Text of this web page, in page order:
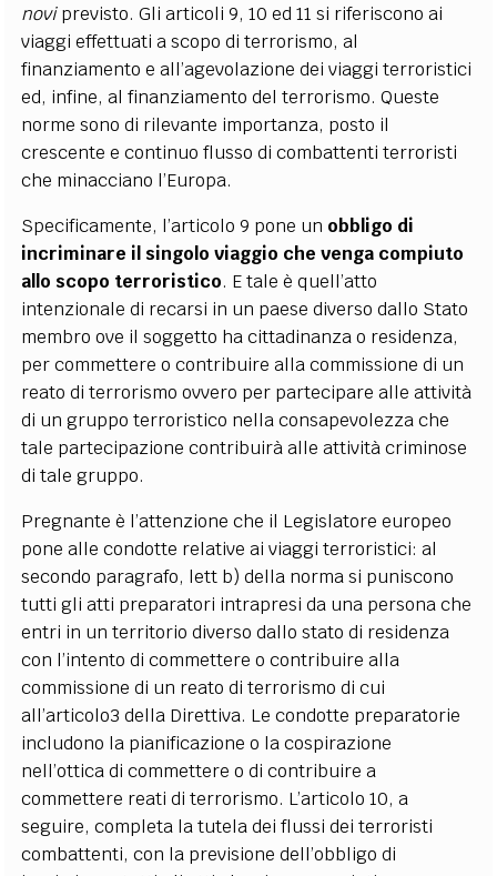
noviprevisto. Gli articoli 9, 10 ed 11 si riferiscono ai
viaggi effettuati a scopo di terrorismo, al
finanziamento e all’agevolazione dei viaggi terroristici
ed, infine, al finanziamento del terrorismo. Queste
norme sono di rilevante importanza, posto il
crescente e continuo flusso di combattenti terroristi
che minacciano l’Europa.
Specificamente, l’articolo 9 pone un obbligo di
incriminare il singolo viaggio che venga compiuto
allo scopo terroristico. E tale è quell’atto
intenzionale di recarsi in un paese diverso dallo Stato
membro ove il soggetto ha cittadinanza o residenza,
per commettere o contribuire alla commissione di un
reato di terrorismo ovvero per partecipare alle attività
di un gruppo terroristico nella consapevolezza che
tale partecipazione contribuirà alle attività criminose
di tale gruppo.
Pregnante è l’attenzione che il Legislatore europeo
pone alle condotte relative ai viaggi terroristici: al
secondo paragrafo, lett b) della norma si puniscono
tutti gli atti preparatori intrapresi da una persona che
entri in un territorio diverso dallo stato di residenza
con l’intento di commettere o contribuire alla
commissione di un reato di terrorismo di cui
all’articolo3 della Direttiva. Le condotte preparatorie
includono la pianificazione o la cospirazione
nell’ottica di commettere o di contribuire a
commettere reati di terrorismo. L’articolo 10, a
seguire, completa la tutela dei flussi dei terroristi
combattenti, con la previsione dell’obbligo di